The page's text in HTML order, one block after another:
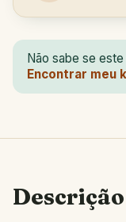
Não sabe se
Encontrar meu
Descrição